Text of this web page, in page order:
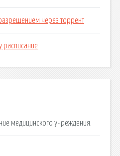
через торрент
расписание
медицинского учреждения.